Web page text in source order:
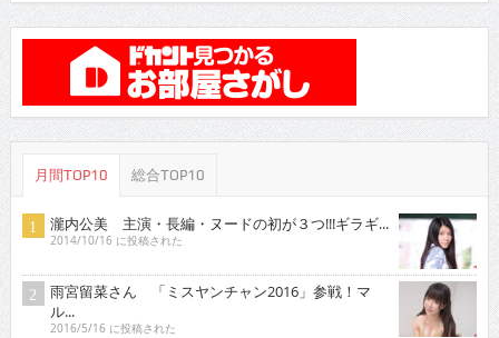
月間TOP10 総合TOP10
瀧内公美 主演・長編・ヌードの初が３つ!!!ギラギ...
2014/10/16 に投稿された
雨宮留菜さん 「ミスヤンチャン2016」参戦！マ
ル...
2016/5/16 に投稿された